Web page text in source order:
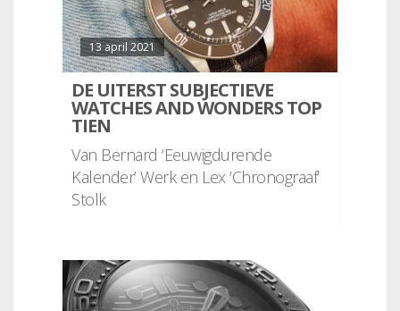
13 april 2021
DE UITERST SUBJECTIEVE
WATCHES AND WONDERS TOP
TIEN
Van Bernard ‘Eeuwigdurende
Kalender’ Werk en Lex ‘Chronograaf’
Stolk